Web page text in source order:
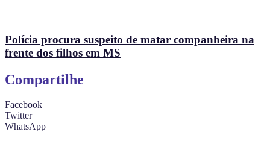
Polícia procura suspeito de matar companheira na
frente dos filhos em MS
Compartilhe
Facebook
Twitter
WhatsApp